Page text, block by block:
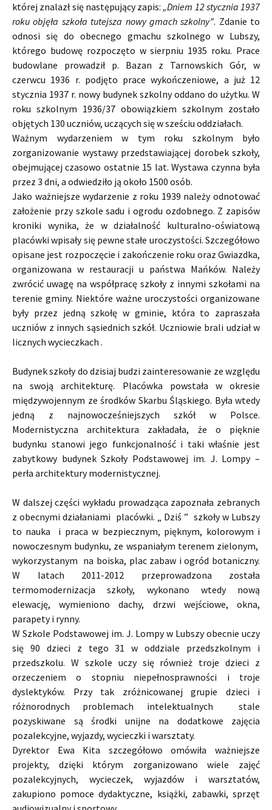
której znalazł się następujący zapis:„Dniem 12 stycznia 1937
roku objęła szkoła tutejsza nowy gmach szkolny”. Zdanie to
odnosi się do obecnego gmachu szkolnego w Lubszy,
którego budowę rozpoczęto w sierpniu 1935 roku. Prace
budowlane prowadził p. Bazan z Tarnowskich Gór, w
czerwcu 1936 r. podjęto prace wykończeniowe, a już 12
stycznia 1937 r. nowy budynek szkolny oddano do użytku. W
roku szkolnym 1936/37 obowiązkiem szkolnym zostało
objętych 130 uczniów, uczących się w sześciu oddziałach.
Ważnym wydarzeniem w tym roku szkolnym było
zorganizowanie wystawy przedstawiającej dorobek szkoły,
obejmującej czasowo ostatnie 15 lat. Wystawa czynna była
przez 3 dni, a odwiedziło ją około 1500 osób.
Jako ważniejsze wydarzenie z roku 1939 należy odnotować
założenie przy szkole sadu i ogrodu ozdobnego. Z zapisów
kroniki wynika, że w działalność kulturalno-oświatową
placówki wpisały się pewne stałe uroczystości. Szczegółowo
opisane jest rozpoczęcie i zakończenie roku oraz Gwiazdka,
organizowana w restauracji u państwa Mańków. Należy
zwrócić uwagę na współpracę szkoły z innymi szkołami na
terenie gminy. Niektóre ważne uroczystości organizowane
były przez jedną szkołę w gminie, która to zapraszała
uczniów z innych sąsiednich szkół. Uczniowie brali udział w
licznych wycieczkach .
Budynek szkoły do dzisiaj budzi zainteresowanie ze względu
na swoją architekturę. Placówka powstała w okresie
międzywojennym ze środków Skarbu Śląskiego. Była wtedy
jedną z najnowocześniejszych szkół w Polsce.
Modernistyczna architektura zakładała, że o pięknie
budynku stanowi jego funkcjonalność i taki właśnie jest
zabytkowy budynek Szkoły Podstawowej im. J. Lompy –
perła architektury modernistycznej.
W dalszej części wykładu prowadząca zapoznała zebranych
z obecnymi działaniami placówki. „ Dziś ” szkoły w Lubszy
to nauka i praca w bezpiecznym, pięknym, kolorowym i
nowoczesnym budynku, ze wspaniałym terenem zielonym,
wykorzystanym na boiska, plac zabaw i ogród botaniczny.
W latach 2011-2012 przeprowadzona została
termomodernizacja szkoły, wykonano wtedy nową
elewację, wymieniono dachy, drzwi wejściowe, okna,
parapety i rynny.
W Szkole Podstawowej im. J. Lompy w Lubszy obecnie uczy
się 90 dzieci z tego 31 w oddziale przedszkolnym i
przedszkolu. W szkole uczy się również troje dzieci z
orzeczeniem o stopniu niepełnosprawności i troje
dyslektyków. Przy tak zróżnicowanej grupie dzieci i
różnorodnych problemach intelektualnych stale
pozyskiwane są środki unijne na dodatkowe zajęcia
pozalekcyjne, wyjazdy, wycieczki i warsztaty.
Dyrektor Ewa Kita szczegółowo omówiła ważniejsze
projekty, dzięki którym zorganizowano wiele zajęć
pozalekcyjnych, wycieczek, wyjazdów i warsztatów,
zakupiono pomoce dydaktyczne, książki, zabawki, sprzęt